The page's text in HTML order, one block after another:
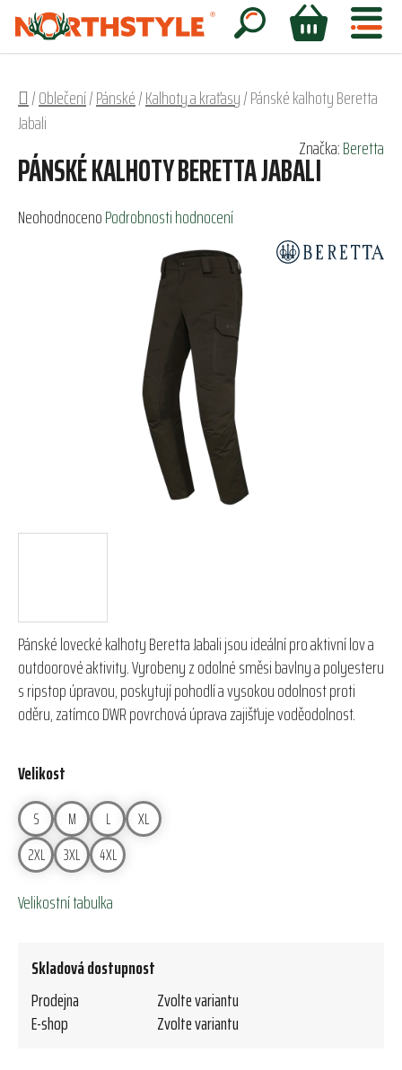
Přejít
obsah
Hledat
NÁKUPNÍ
Domů
/Oblečení/Pánské/Kalhoty a kraťasy/Pánské kalhoty Beretta
Jabali
Pánské lovecké kalhoty Beretta Jabali jsou ideální pro aktivní lov a
outdoorové aktivity. Vyrobeny z odolné směsi bavlny a polyesteru
s ripstop úpravou, poskytují pohodlí a vysokou odolnost proti
oděru, zatímco DWR povrchová úprava zajišťuje voděodolnost.
Velikost
S M L
XL
2XL
3XL 4XL
Velikostní tabulka
Skladová dostupnost
Prodejna
Zvolte variantu
E-shop
Zvolte variantu
PÁNSKÉ KALHOTY BERETTA JABALI
Průměrné
NeohodnocenoPodrobnosti hodnocení
Značka:Beretta